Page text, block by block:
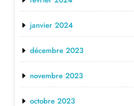
janvier 2024
décembre 2023
novembre 2023
octobre 2023